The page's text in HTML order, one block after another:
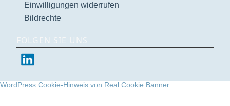
Einwilligungen widerrufen
Bildrechte
FOLGEN SIE UNS
WordPress Cookie-Hinweis von Real Cookie Banner